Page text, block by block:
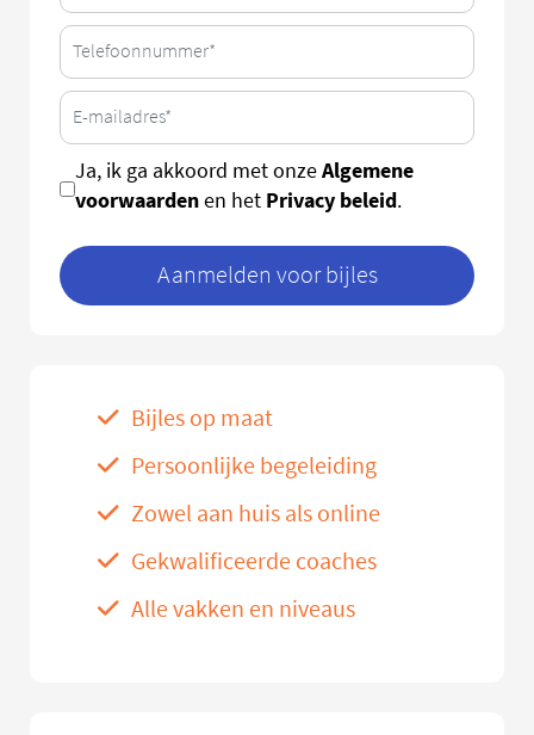
Ja, ik ga akkoord met onzeAlgemene
voorwaardenen het Privacy beleid.
Aanmelden voor bijles
Bijles op maat
Persoonlijke begeleiding
Zowel aan huis als online
Gekwalificeerde coaches
Alle vakken en niveaus